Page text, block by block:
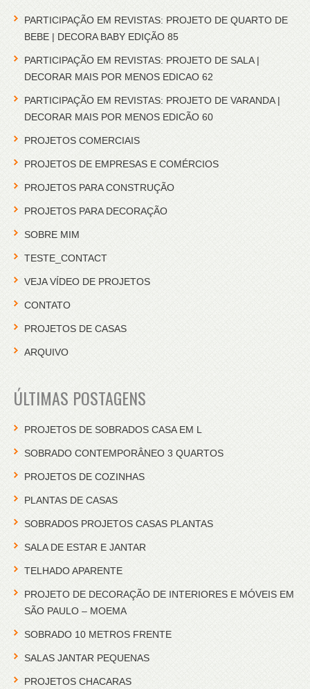
PARTICIPAÇÃO EM REVISTAS: PROJETO DE QUARTO DE
BEBE | DECORA BABY EDIÇÃO 85
PARTICIPAÇÃO EM REVISTAS: PROJETO DE SALA |
DECORAR MAIS POR MENOS EDICAO 62
PARTICIPAÇÃO EM REVISTAS: PROJETO DE VARANDA |
DECORAR MAIS POR MENOS EDICÃO 60
PROJETOS COMERCIAIS
PROJETOS DE EMPRESAS E COMÉRCIOS
PROJETOS PARA CONSTRUÇÃO
PROJETOS PARA DECORAÇÃO
SOBRE MIM
TESTE_CONTACT
VEJA VÍDEO DE PROJETOS
CONTATO
PROJETOS DE CASAS
ARQUIVO
ÚLTIMAS POSTAGENS
PROJETOS DE SOBRADOS CASA EM L
SOBRADO CONTEMPORÂNEO 3 QUARTOS
PROJETOS DE COZINHAS
PLANTAS DE CASAS
SOBRADOS PROJETOS CASAS PLANTAS
SALA DE ESTAR E JANTAR
TELHADO APARENTE
PROJETO DE DECORAÇÃO DE INTERIORES E MÓVEIS EM
SÃO PAULO – MOEMA
SOBRADO 10 METROS FRENTE
SALAS JANTAR PEQUENAS
PROJETOS CHACARAS